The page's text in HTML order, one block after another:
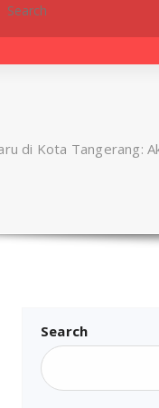
di Kota Tangerang:
Search